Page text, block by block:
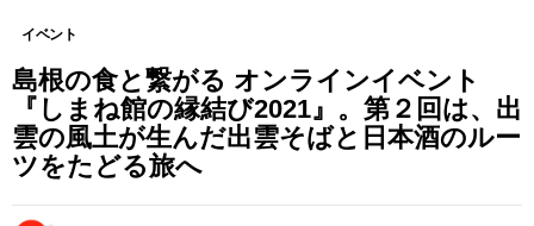
イベント
島根の食と繋がる オンラインイベント
『しまね館の縁結び2021』。第２回は、出
雲の風土が生んだ出雲そばと日本酒のルー
ツをたどる旅へ